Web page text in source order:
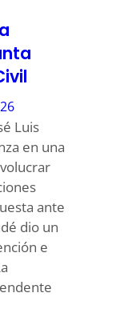
Luis
en una
ante
dio un
e